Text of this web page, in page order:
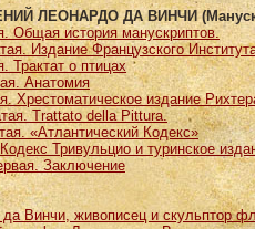
ЛЕОНАРДО ДА ВИНЧИ
Общая история манускриптов.
Издание Французского
Трактат о птицах
Анатомия
Хрестоматическое издание
Trattato della Pittura.
«Атлантический Кодекс»
Тривульцио и туринское
Заключение
Винчи, живописец и скульптор